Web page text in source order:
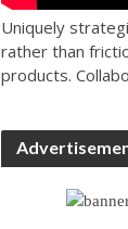
Uniquely
rather than
products.